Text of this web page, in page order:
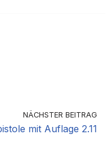
NÄCHSTER BEITRAG
mit Auflage 2.11